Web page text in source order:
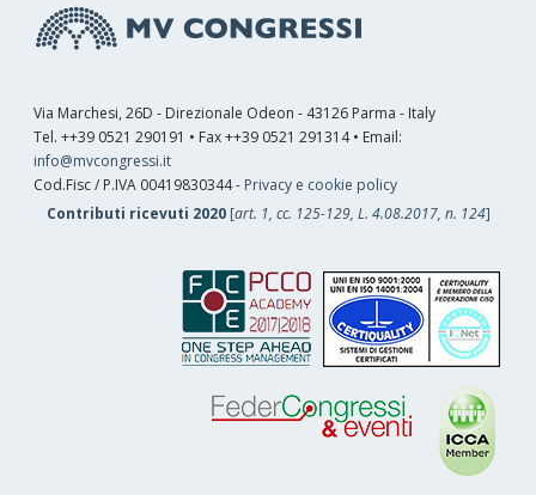
Via Marchesi, 26D - Direzionale Odeon - 43126 Parma - Italy
Tel. ++39 0521 290191 • Fax ++39 0521 291314 • Email:
info@mvcongressi.it
Cod.Fisc / P.IVA 00419830344 - Privacy e cookie policy
Contributi ricevuti 2020[art. 1, cc. 125-129, L. 4.08.2017, n. 124]